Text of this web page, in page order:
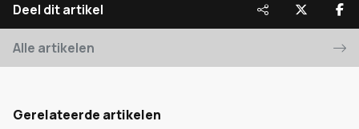
Deel dit artikel
Alle artikelen
Gerelateerde artikelen